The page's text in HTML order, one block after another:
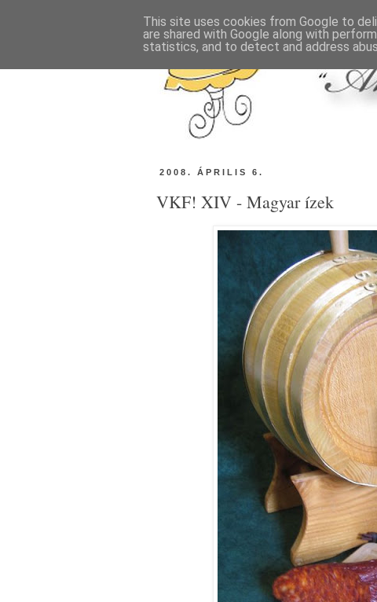
2008. ÁPRILIS 6.
VKF! XIV - Magyar ízek
This site uses cookies from Google to
are shared with Google along with
statistics, and to detect and address